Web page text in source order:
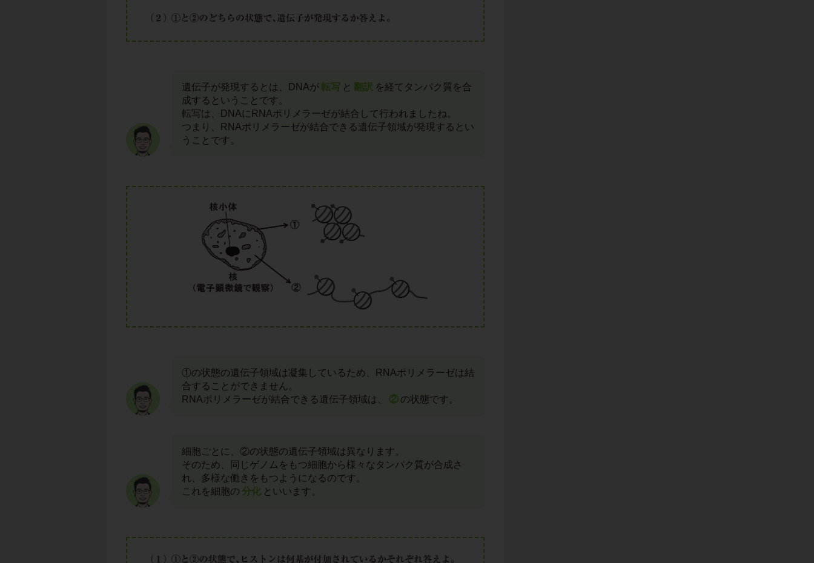
遺伝子が発現するとは、DNAが 転写 と 翻訳 を経てタンパク質を合
成するということです。
転写は、DNAにRNAポリメラーゼが結合して行われましたね。
つまり、RNAポリメラーゼが結合できる遺伝子領域が発現するとい
うことです。
①の状態の遺伝子領域は凝集しているため、RNAポリメラーゼは結
合することができません。
RNAポリメラーゼが結合できる遺伝子領域は、
② の状態です。
細胞ごとに、②の状態の遺伝子領域は異なります。
そのため、同じゲノムをもつ細胞から様々なタンパク質が合成さ
れ、多様な働きをもつようになるのです。
これを細胞の 分化 といいます。